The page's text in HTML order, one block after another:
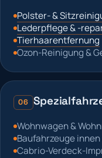
Polster- &
Lederpflege & -
Tierhaarentfernung
Ozon-Reinigung &
06
Wohnwagen &
Baufahrzeuge
Cabrio-Verdeck-